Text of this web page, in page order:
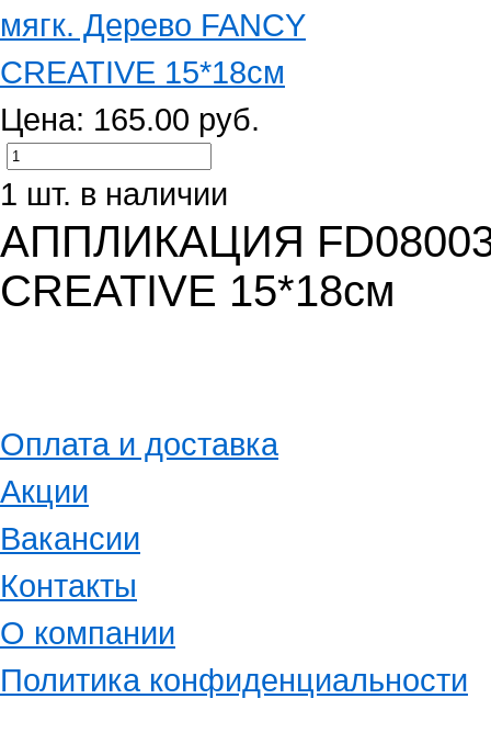
Цена: 165.00 руб.
1 шт. в наличии
АППЛИКАЦИЯ
CREATIVE 15*18см
Оплата и доставка
Акции
Вакансии
Контакты
О компании
Политика конфиденциальности